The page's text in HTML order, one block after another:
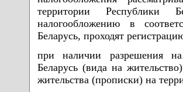
территории Республики
налогообложению в
Беларусь, проходят
при наличии разрешения
Беларусь (вида на
жительства (прописки) на